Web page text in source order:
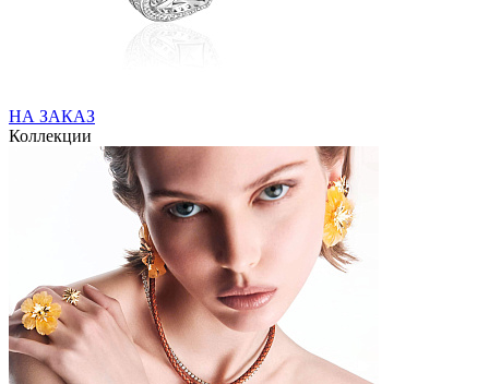
НА ЗАКАЗ
Коллекции